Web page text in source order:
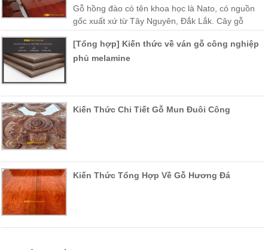
Gỗ hồng đào có tên khoa học là Nato, có nguồn
gốc xuất xứ từ Tây Nguyên, Đắk Lắk. Cây gỗ
được trồng nhiều ở các vùng miền Trung Việt Nam như Khánh Hòa,
Phú Yên, Lào, Campuchia…[Tổng hợp] Kiến thức về ván gỗ công nghiệp
phủ melamine
Kiến Thức Chi Tiết Gỗ Mun Đuôi Công
Kiến Thức Tổng Hợp Về Gỗ Hương Đá